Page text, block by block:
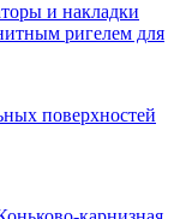
и накладки
ригелем для
поверхностей